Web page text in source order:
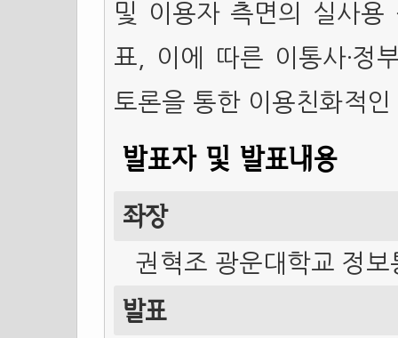
및 이용자 측면의 실사
표, 이에 따른 이통사·정
토론을 통한 이용친화적
발표자 및 발표내용
좌장
권혁조 광운대학교 정보
발표